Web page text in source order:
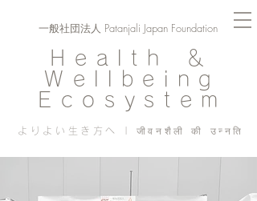
Health ＆
Wellbeing
Ecosystem
よりよい生き方へ | जीवनशैली की उन्नति
一般社団法人 Patanjali Japan Foundation